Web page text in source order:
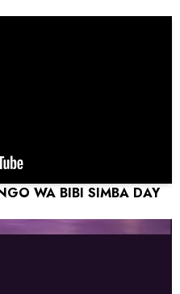
WA BIBI SIMBA DAY